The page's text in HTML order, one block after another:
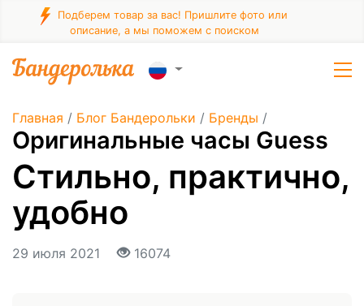
Подберем товар за вас! Пришлите фото или
описание, а мы поможем с поиском
Главная / Блог Бандерольки / Бренды /
Оригинальные часы Guess
Стильно, практично,
удобно
29 июля 2021 16074